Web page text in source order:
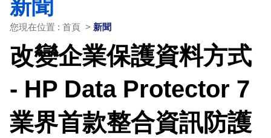
新聞
您現在位置 : 首頁 > 新聞
改變企業保護資料方式
- HP Data Protector 7
業界首款整合資訊防護